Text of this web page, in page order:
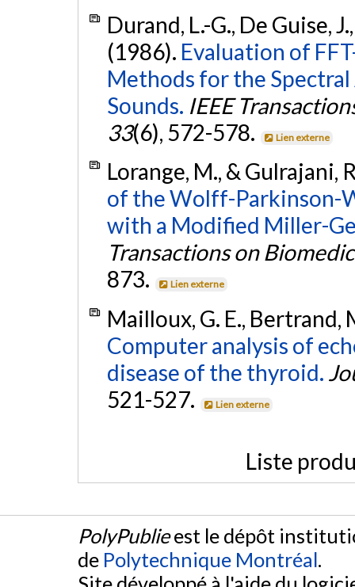
Durand, L.-G., De Guise,
(1986). Evaluation of
Methods for the
Sounds. IEEE
33(6), 572-578. Lien externe
Lorange, M., & Gulrajani,
of the Wolff-Parkinson-
with a Modified Miller-
Transactions on
873.
Lien externe
Mailloux, G. E., Bertrand,
Computer analysis of
disease of the thyroid.
521-527.
Lien externe
Liste
PolyPublieest le dépôt
de Polytechnique Montréal.